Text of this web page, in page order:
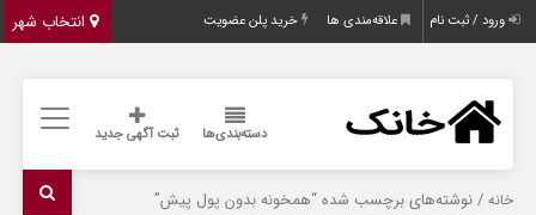
انتخاب شهر ورود / ثبت نام علاقه‌مندی ها خرید پلن عضویت
دسته‌بندی‌ها ثبت آگهی جدید
خانه / نوشته‌های برچسب شده “همخونه بدون پول پیش”